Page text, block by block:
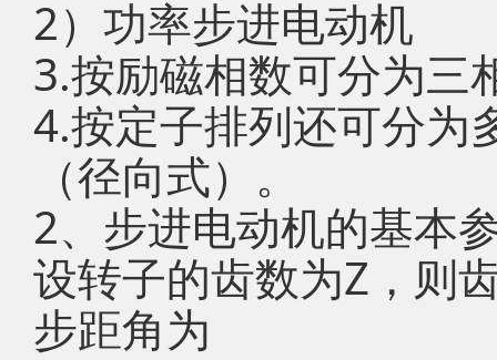
2）功率步进电动机
3.按励磁相数可分为三
4.按定子排列还可分为
（径向式）。
2、步进电动机的基本
设转子的齿数为Z，则
步距角为